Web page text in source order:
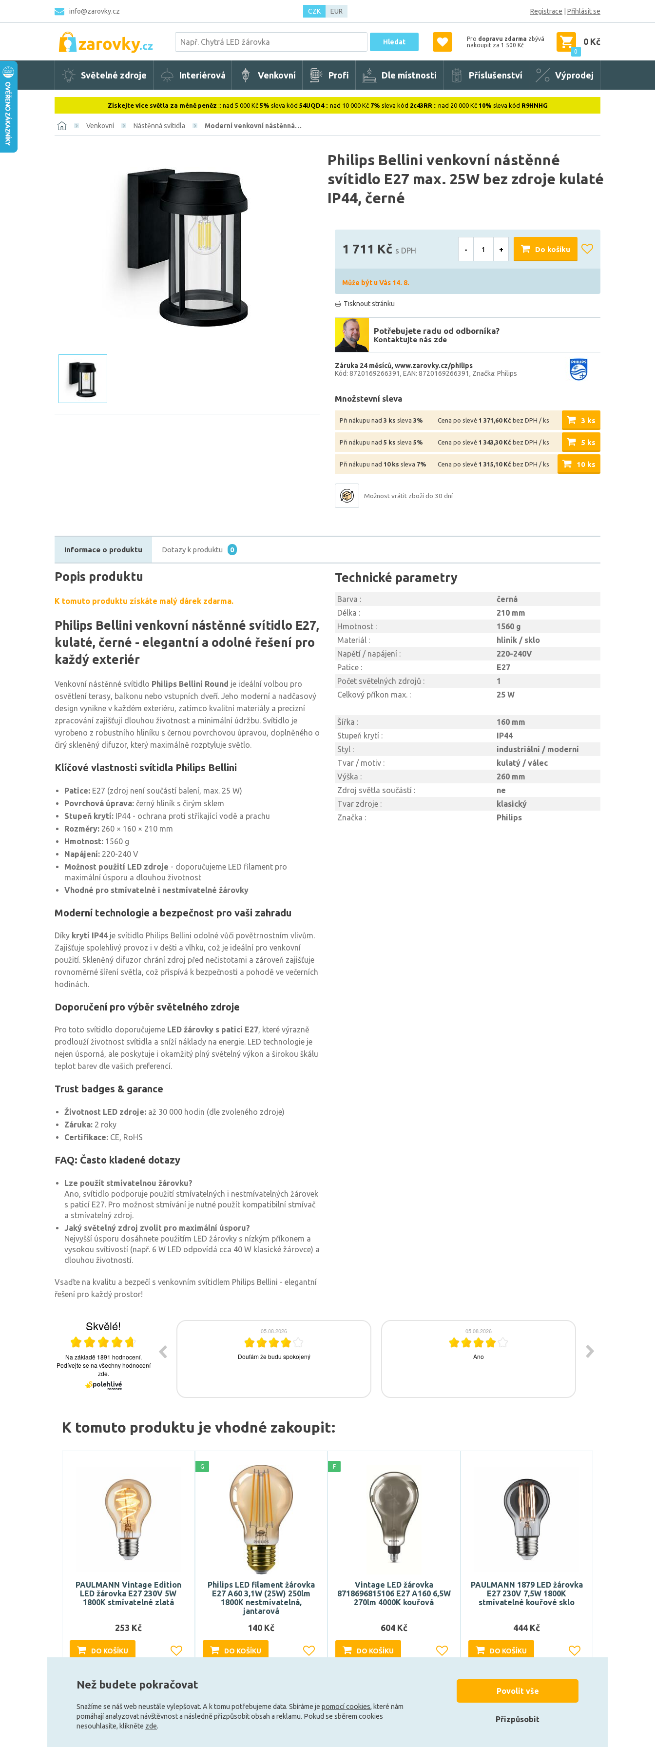
info@zarovky.cz CZK EUR Registrace Přihlásit se
Hledat Pro dopravu zdarma zbývá
nakoupit za 1 500 Kč
0
0 Kč
Světelné zdroje Interiérová Venkovní Profi Dle místnosti Příslušenství Výprodej
Získejte více světla za méně peněz :: nad 5 000 Kč 5% sleva kód 54UQD4:: nad 10 000 Kč 7% sleva kód 2c43RR :: nad 20 000 Kč 10% sleva kód R9HNHG
Venkovní Nástěnná svítidla Moderní venkovní nástěnná…
Philips Bellini venkovní nástěnné
svítidlo E27 max. 25W bez zdroje kulaté
IP44, černé
1 711 Kč s DPH - + Do košíku
Může být u Vás 14. 8.
Tisknout stránku
Potřebujete radu od odborníka?
Kontaktujte nás zde
Záruka 24 měsíců www.zarovky.cz/philips
Kód: 8720169266391 EAN: 8720169266391 Značka: Philips
Množstevní sleva
Při nákupu nad 3 ks sleva 3% Cena po slevě 1 371,60 Kč bez DPH / ks 3 ks
Při nákupu nad 5 ks sleva 5% Cena po slevě 1 343,30 Kč bez DPH / ks 5 ks
Při nákupu nad 10 ks sleva 7% Cena po slevě 1 315,10 Kč bez DPH / ks 10 ks
Možnost vrátit zboží do 30 dní
Informace o produktu Dotazy k produktu 0
Popis produktu
K tomuto produktu získáte malý dárek zdarma.
Philips Bellini venkovní nástěnné svítidlo E27,
kulaté, černé - elegantní a odolné řešení pro
každý exteriér
Venkovní nástěnné svítidlo Philips Bellini Round je ideální volbou pro
osvětlení terasy, balkonu nebo vstupních dveří. Jeho moderní a nadčasový
design vynikne v každém exteriéru, zatímco kvalitní materiály a precizní
zpracování zajišťují dlouhou životnost a minimální údržbu. Svítidlo je
vyrobeno z robustního hliníku s černou povrchovou úpravou, doplněného o
čirý skleněný difuzor, který maximálně rozptyluje světlo.
Klíčové vlastnosti svítidla Philips Bellini
Patice: E27 (zdroj není součástí balení, max. 25 W)
Povrchová úprava: černý hliník s čirým sklem
Stupeň krytí: IP44 - ochrana proti stříkající vodě a prachu
Rozměry: 260 × 160 × 210 mm
Hmotnost: 1560 g
Napájení: 220-240 V
Možnost použití LED zdroje - doporučujeme LED filament pro
maximální úsporu a dlouhou životnost
Vhodné pro stmívatelné i nestmívatelné žárovky
Moderní technologie a bezpečnost pro vaši zahradu
Díky krytí IP44 je svítidlo Philips Bellini odolné vůči povětrnostním vlivům.
Zajišťuje spolehlivý provoz i v dešti a vlhku, což je ideální pro venkovní
použití. Skleněný difuzor chrání zdroj před nečistotami a zároveň zajišťuje
rovnoměrné šíření světla, což přispívá k bezpečnosti a pohodě ve večerních
hodinách.
Doporučení pro výběr světelného zdroje
Pro toto svítidlo doporučujeme LED žárovky s paticí E27, které výrazně
prodlouží životnost svítidla a sníží náklady na energie. LED technologie je
nejen úsporná, ale poskytuje i okamžitý plný světelný výkon a širokou škálu
teplot barev dle vašich preferencí.
Trust badges & garance
Životnost LED zdroje: až 30 000 hodin (dle zvoleného zdroje)
Záruka: 2 roky
Certifikace: CE, RoHS
FAQ: Často kladené dotazy
Lze použít stmívatelnou žárovku?
Ano, svítidlo podporuje použití stmívatelných i nestmívatelných žárovek
s paticí E27. Pro možnost stmívání je nutné použít kompatibilní stmívač
a stmívatelný zdroj.
Jaký světelný zdroj zvolit pro maximální úsporu?
Nejvyšší úsporu dosáhnete použitím LED žárovky s nízkým příkonem a
vysokou svítivostí (např. 6 W LED odpovídá cca 40 W klasické žárovce) a
dlouhou životností.
Vsaďte na kvalitu a bezpečí s venkovním svítidlem Philips Bellini - elegantní
řešení pro každý prostor!
Technické parametry
Barva :
černá
Délka :
210 mm
Hmotnost :
1560 g
Materiál :
hliník / sklo
Napětí / napájení :
220-240V
Patice :
E27
Počet světelných zdrojů :
1
Celkový příkon max. :
25 W
Šířka :
160 mm
Stupeň krytí :
IP44
Styl :
industriální / moderní
Tvar / motiv :
kulatý / válec
Výška :
260 mm
Zdroj světla součástí :
ne
Tvar zdroje :
klasický
Značka :
Philips
K tomuto produktu je vhodné zakoupit:
PAULMANN Vintage Edition
LED žárovka E27 230V 5W
1800K stmívatelné zlatá
253 Kč
DO KOŠÍKU
G
Philips LED filament žárovka
E27 A60 3,1W (25W) 250lm
1800K nestmívatelná,
jantarová
140 Kč
DO KOŠÍKU
F
Vintage LED žárovka
8718696815106 E27 A160 6,5W
270lm 4000K kouřová
604 Kč
DO KOŠÍKU
PAULMANN 1879 LED žárovka
E27 230V 7,5W 1800K
stmívatelné kouřové sklo
444 Kč
DO KOŠÍKU
Načíst další
Než budete pokračovat
Snažíme se náš web neustále vylepšovat. A k tomu potřebujeme data. Sbíráme je pomocí cookies, které nám
pomáhají analyzovat návštěvnost a následně přizpůsobit obsah a reklamu. Pokud se sběrem cookies
nesouhlasíte, klikněte zde.
Přizpůsobit
Povolit vše